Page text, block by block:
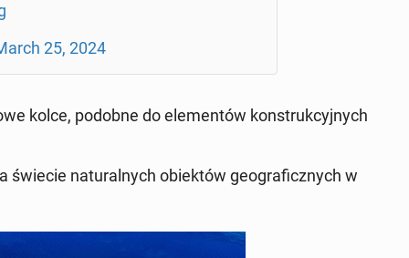
25, 2024
kolce, podobne do ele­men­tów kon­struk­cyj­nych
świecie na­tu­ral­nych obiek­tów geo­gra­ficz­nych w